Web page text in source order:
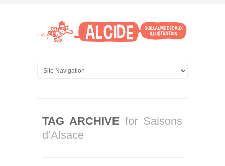
TAG ARCHIVE for Saisons
d’Alsace